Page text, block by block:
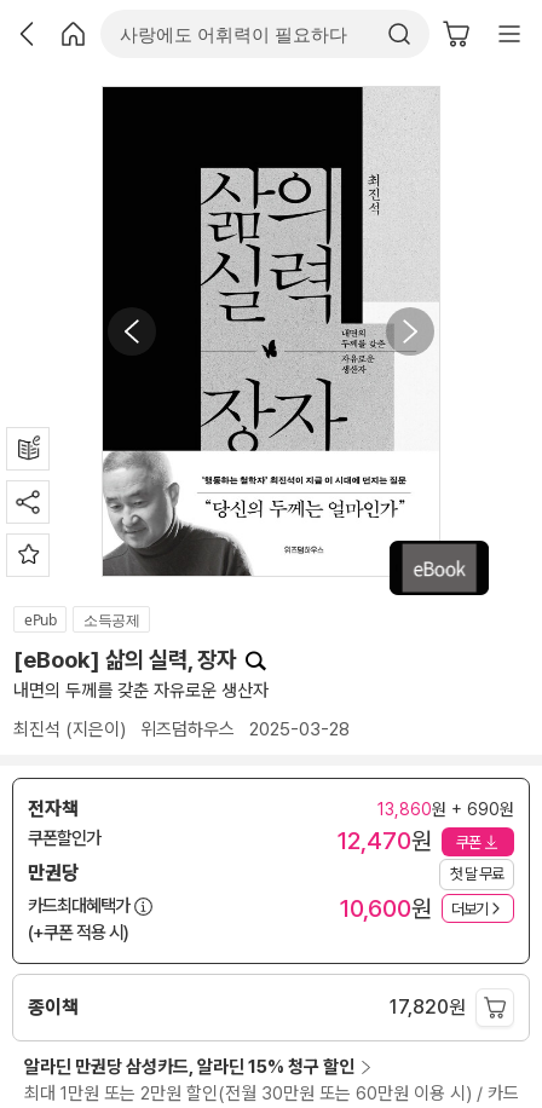
ePub 소득공제
[eBook] 삶의 실력, 장자
내면의 두께를 갖춘 자유로운 생산자
최진석 (지은이) 위즈덤하우스 2025-03-28
전자책 13,860원 + 690원
쿠폰할인가 12,470원 쿠폰
만권당 첫 달 무료
카드최대혜택가
(+쿠폰 적용 시)
10,600원 더보기
종이책 17,820원
알라딘 만권당 삼성카드, 알라딘 15% 청구 할인
최대 1만원 또는 2만원 할인(전월 30만원 또는 60만원 이용 시) / 카드